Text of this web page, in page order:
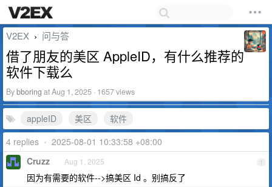
V2EX › 问与答
借了朋友的美区 AppleID，有什么推荐的
软件下载么
Bybboring at Aug 1, 2025 · 1657 views
appleID 美区
软件
4 replies • 2025-08-01 10:33:58 +08:00
1
Cruzz Aug 1, 2025
因为有需要的软件-->搞美区 Id 。别搞反了